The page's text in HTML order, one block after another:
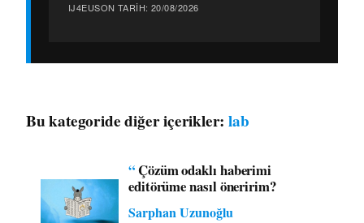
IJ4EUSON TARIH: 20/08/2026
Bu kategoride diğer içerikler:lab
“Çözüm odaklı haberimi
editörüme nasıl öneririm?
Sarphan Uzunoğlu